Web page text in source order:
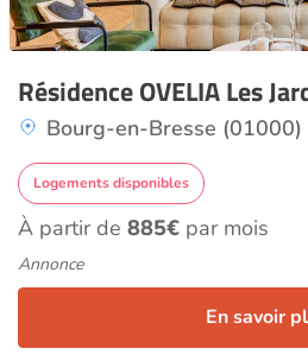
Résidence OVELIA Les
Bourg-en-Bresse (01000)
Logements disponibles
À partir de 885€ par mois
Annonce
En savoir